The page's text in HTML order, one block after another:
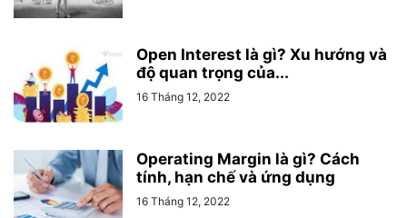
Open Interest là gì? Xu hướng và
độ quan trọng của...
16 Tháng 12, 2022
Operating Margin là gì? Cách
tính, hạn chế và ứng dụng
16 Tháng 12, 2022